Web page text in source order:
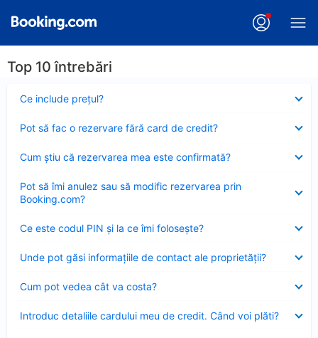
Top 10 întrebări
Ce include preţul?
închis
Pot să fac o rezervare fără card de credit?
închis
Cum ştiu că rezervarea mea este confirmată?
închis
Pot să îmi anulez sau să modific rezervarea prin
Booking.com?
închis
Ce este codul PIN şi la ce îmi foloseşte?
închis
Unde pot găsi informațiile de contact ale proprietății?
închis
Cum pot vedea cât va costa?
închis
Introduc detaliile cardului meu de credit. Când voi plăti?
închis